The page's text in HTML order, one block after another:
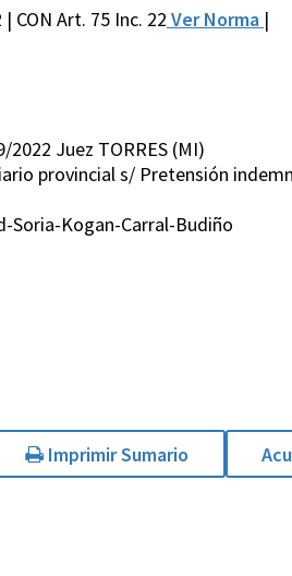
CON Art. 75 Inc. 22 Ver Norma |
2022 Juez TORRES (MI)
provincial s/ Pretensión
Soria-Kogan-Carral-Budiño
Imprimir Sumario